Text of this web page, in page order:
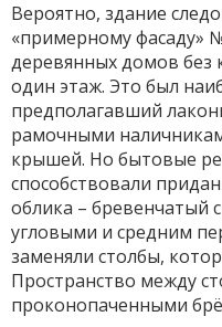
Вероятно, здание
«примерному фасаду»
деревянных домов без
один этаж. Это был
предполагавший
рамочными
крышей. Но бытовые
способствовали
облика – бревенчатый
угловыми и средним
заменяли столбы,
Пространство между
проконопаченными